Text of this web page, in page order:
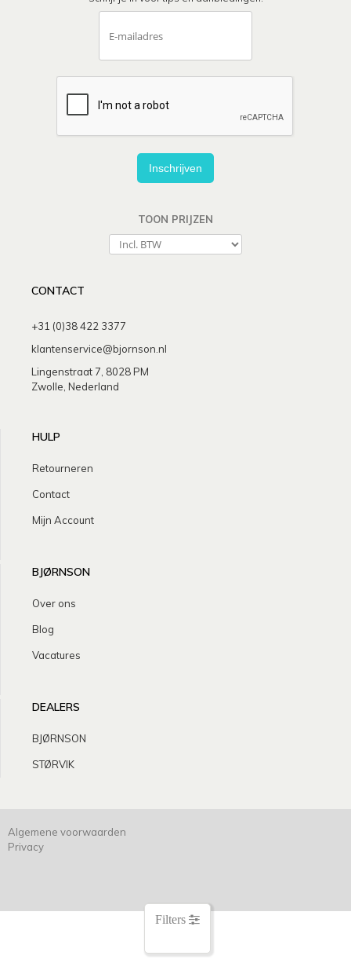
Inschrijven
TOON PRIJZEN
CONTACT
+31 (0)38 422 3377
klantenservice@bjornson.nl
Lingenstraat 7, 8028 PM
Zwolle, Nederland
HULP
Retourneren
Contact
Mijn Account
BJØRNSON
Over ons
Blog
Vacatures
DEALERS
BJØRNSON
STØRVIK
Algemene voorwaarden
Privacy